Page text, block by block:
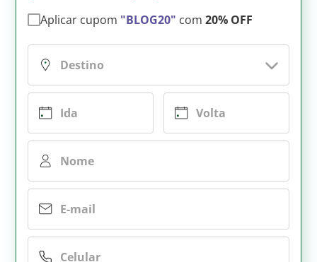
Aplicar cupom "BLOG20" com20% OFF